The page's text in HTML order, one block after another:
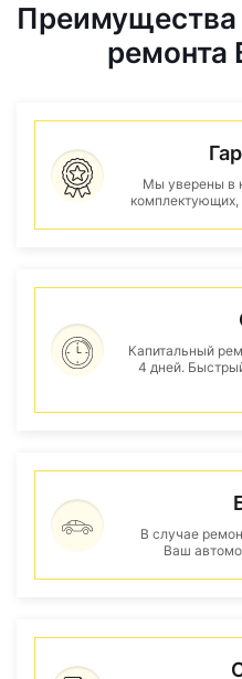
Преимущества
ремонта
Мы уверены в
комплектующих,
Капитальный
4 дней.
В случае
Ваш